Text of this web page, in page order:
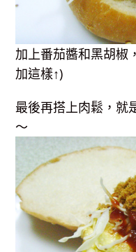
加上番茄醬和黑胡椒
加這樣↑)
最後再搭上肉鬆，就
～